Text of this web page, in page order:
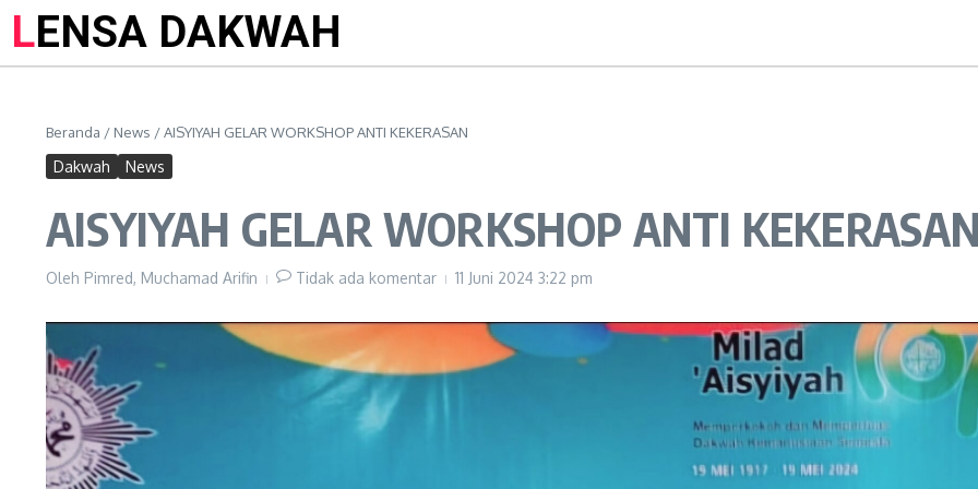
LENSA DAKWAH
Beranda / News /AISYIYAH GELAR WORKSHOP ANTI KEKERASAN
Dakwah News
AISYIYAH GELAR WORKSHOP ANTI
Oleh Pimred, Muchamad Arifin Tidak ada komentar 11 Juni 2024 3:22 pm